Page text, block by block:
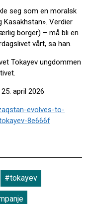
seg som en moralsk
Verdier
borger) – må bli en
vårt, sa han.
Tokayev ungdommen
april 2026
evolves-to-
8e666f
#tokayev